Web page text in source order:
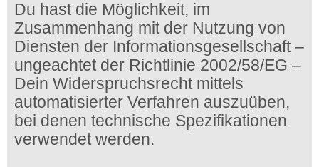
Du hast die Möglichkeit, im
Zusammenhang mit der Nutzung von
Diensten der Informationsgesellschaft –
ungeachtet der Richtlinie 2002/58/EG –
Dein Widerspruchsrecht mittels
automatisierter Verfahren auszuüben,
bei denen technische Spezifikationen
verwendet werden.